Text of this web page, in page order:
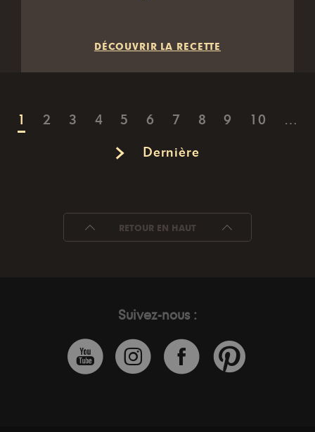
DÉCOUVRIR LA RECETTE
Page
1 Page
2 Page
3 Page
4 Page
5 Page
6 Page
7 Page
8 Page
9 Page
10 …
Dernière
Dernière
RETOUR EN HAUT
Suivez-nous :